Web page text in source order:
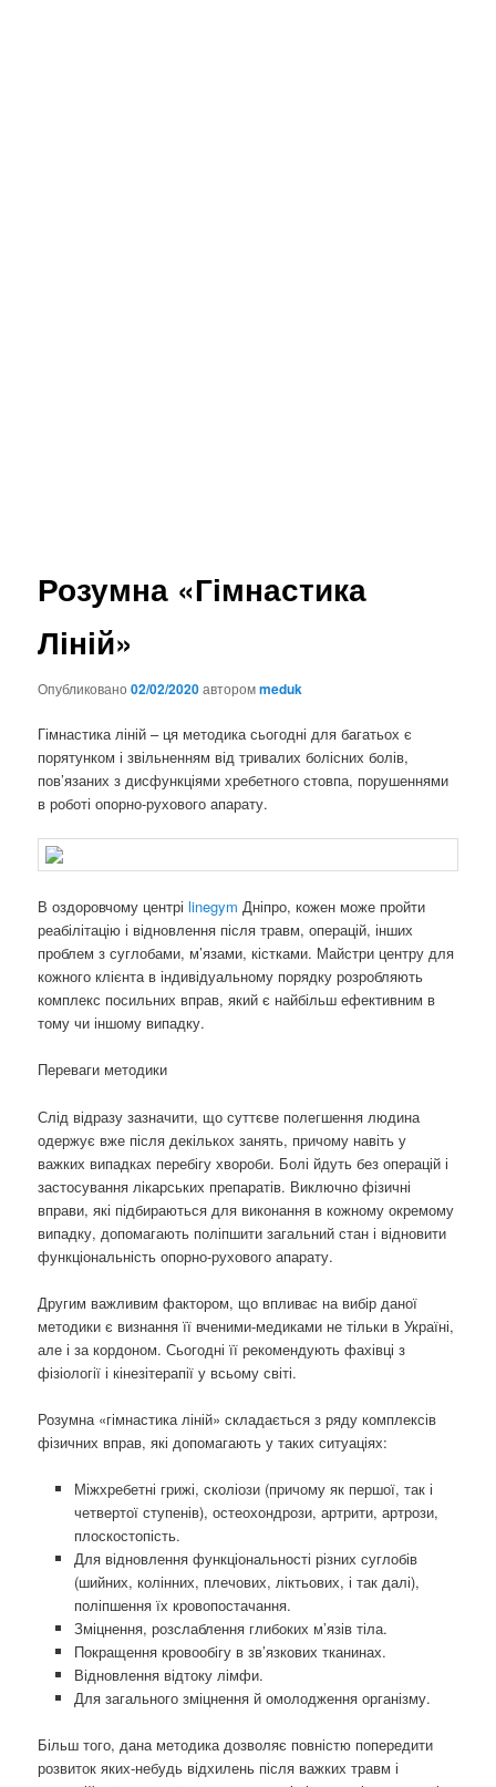
Розумна «Гімнастика
Ліній»
Опубликовано02/02/2020авторомmeduk
Гімнастика ліній – ця методика сьогодні для багатьох є
порятунком і звільненням від тривалих болісних болів,
пов’язаних з дисфункціями хребетного стовпа, порушеннями
в роботі опорно-рухового апарату.
В оздоровчому центріlinegym Дніпро, кожен може пройти
реабілітацію і відновлення після травм, операцій, інших
проблем з суглобами, м’язами, кістками. Майстри центру для
кожного клієнта в індивідуальному порядку розробляють
комплекс посильних вправ, який є найбільш ефективним в
тому чи іншому випадку.
Переваги методики
Слід відразу зазначити, що суттєве полегшення людина
одержує вже після декількох занять, причому навіть у
важких випадках перебігу хвороби. Болі йдуть без операцій і
застосування лікарських препаратів. Виключно фізичні
вправи, які підбираються для виконання в кожному окремому
випадку, допомагають поліпшити загальний стан і відновити
функціональність опорно-рухового апарату.
Другим важливим фактором, що впливає на вибір даної
методики є визнання її вченими-медиками не тільки в Україні,
але і за кордоном. Сьогодні її рекомендують фахівці з
фізіології і кінезітерапії у всьому світі.
Розумна «гімнастика ліній» складається з ряду комплексів
фізичних вправ, які допомагають у таких ситуаціях:
Міжхребетні грижі, сколіози (причому як першої, так і
четвертої ступенів), остеохондрози, артрити, артрози,
плоскостопість.
Для відновлення функціональності різних суглобів
(шийних, колінних, плечових, ліктьових, і так далі),
поліпшення їх кровопостачання.
Зміцнення, розслаблення глибоких м’язів тіла.
Покращення кровообігу в зв’язкових тканинах.
Відновлення відтоку лімфи.
Для загального зміцнення й омолодження організму.
Більш того, дана методика дозволяє повністю попередити
розвиток яких-небудь відхилень після важких травм і